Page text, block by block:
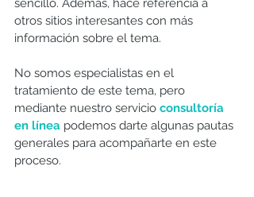
sencillo. Además, hace referencia a
otros sitios interesantes con más
información sobre el tema.
No somos especialistas en el
tratamiento de este tema, pero
mediante nuestro servicio consultoría
en línea podemos darte algunas pautas
generales para acompañarte en este
proceso.